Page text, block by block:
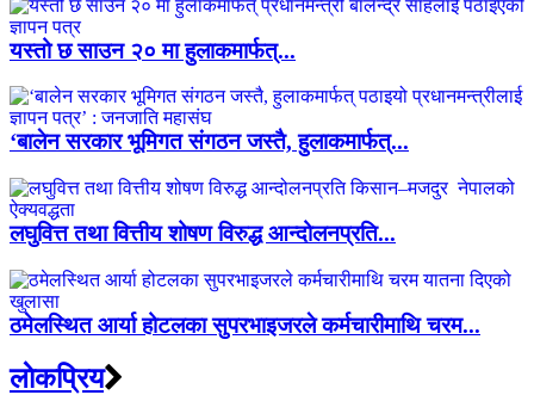
यस्तो छ साउन २० मा हुलाकमार्फत्...
‘बालेन सरकार भूमिगत संगठन जस्तै, हुलाकमार्फत्...
लघुवित्त तथा वित्तीय शोषण विरुद्ध आन्दोलनप्रति...
ठमेलस्थित आर्या होटलका सुपरभाइजरले कर्मचारीमाथि चरम...
लाेकप्रिय